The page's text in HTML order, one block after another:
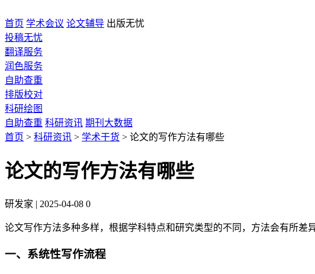
首页 学术会议 论文辅导 出版无忧
投稿无忧
翻译服务
润色服务
自助查重
排版校对
科研绘图
自助查重 科研资讯 期刊大数据
首页 > 科研资讯 > 学术干货 > 论文的写作方法有哪些
论文的写作方法有哪些
研发家 | 2025-04-08 0
论文写作方法多种多样，根据学科特点和研究类型的不同，方法会有所差
一、系统性写作流程